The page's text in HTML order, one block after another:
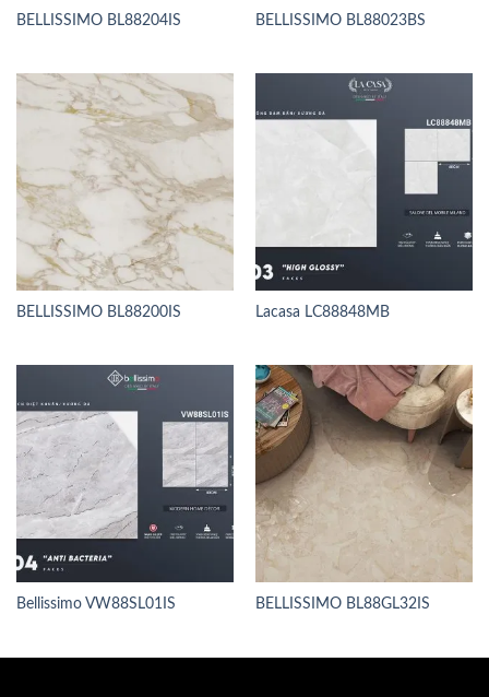
BELLISSIMO BL88204IS BELLISSIMO BL88023BS
BELLISSIMO BL88200IS Lacasa LC88848MB
Bellissimo VW88SL01IS BELLISSIMO BL88GL32IS